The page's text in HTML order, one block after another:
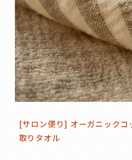
[サロン便り] オーガニックコ
取りタオル